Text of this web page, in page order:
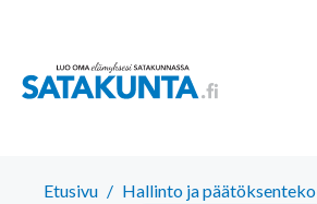
Etusivu / Hallinto ja päätöksenteko